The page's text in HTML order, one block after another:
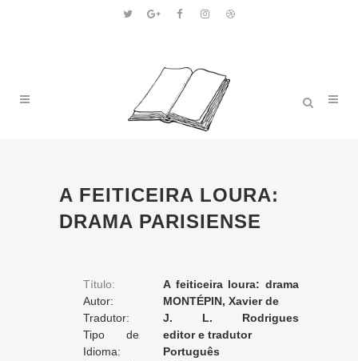
A FEITICEIRA LOURA:
DRAMA PARISIENSE
Título:
A feiticeira loura: drama
parisiense
Autor:
MONTÉPIN, Xavier de
Tradutor:
J. L. Rodrigues
Trigueiros
Tipo de
Tradução:
editor e tradutor
Idioma:
Português